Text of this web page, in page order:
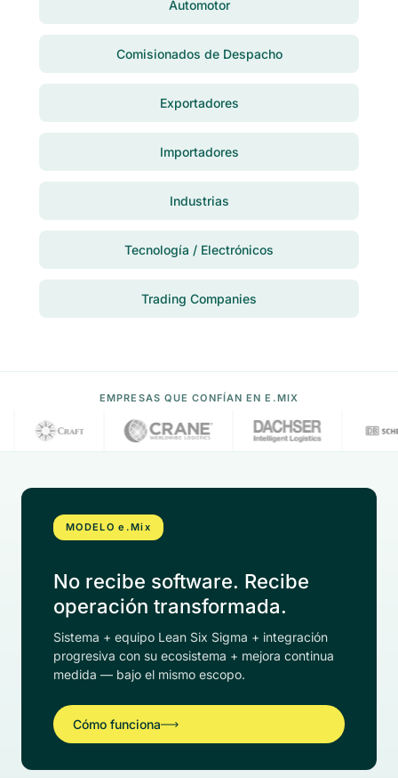
Automotor
Comisionados de Despacho
Exportadores
Importadores
Industrias
Tecnología / Electrónicos
Trading Companies
EMPRESAS QUE CONFÍAN EN E.MIX
MODELO e.Mix
No recibe software. Recibe
operación transformada.
Sistema + equipo Lean Six Sigma + integración
progresiva con su ecosistema + mejora continua
medida — bajo el mismo escopo.
Cómo funciona